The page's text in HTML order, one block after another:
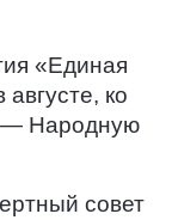
«Единая
ко
— Народную
совет